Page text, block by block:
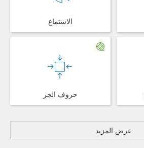
الاستماع
حروف الجر
عرض المزيد